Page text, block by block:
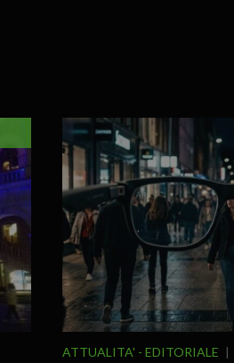
ATTUALITA' EDITORIALE